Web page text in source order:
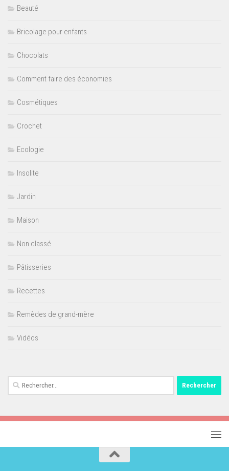
Beauté
Bricolage pour enfants
Chocolats
Comment faire des économies
Cosmétiques
Crochet
Ecologie
Insolite
Jardin
Maison
Non classé
Pâtisseries
Recettes
Remèdes de grand-mère
Vidéos
Rechercher :